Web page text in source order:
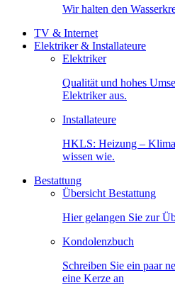
Wir halten den
TV & Internet
Elektriker & Installateure
Elektriker
Qualität und hohes
Elektriker aus.
Installateure
HKLS: Heizung –
wissen wie.
Bestattung
Übersicht Bestattung
Hier gelangen Sie zur
Kondolenzbuch
Schreiben Sie ein paar
eine Kerze an